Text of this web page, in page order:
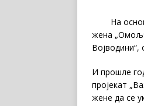
На основу
жена
И прошле
пројекат
жене да се